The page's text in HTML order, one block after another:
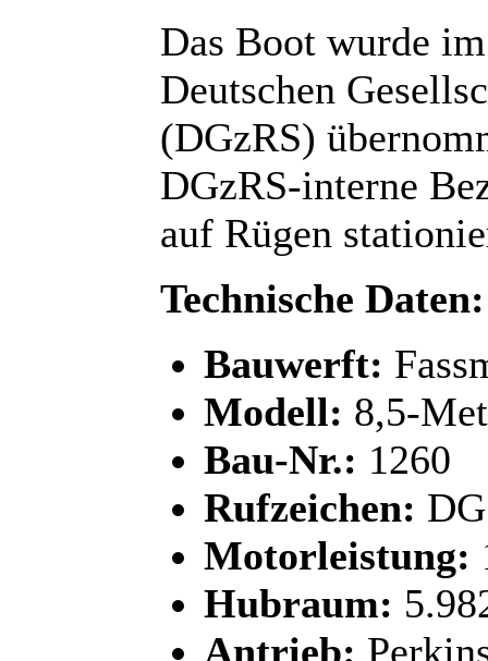
Das Boot wurde
Deutschen
(DGzRS)
DGzRS-interne
auf Rügen
Technische Daten:
Bauwerft:
Modell: 8,5-
Bau-Nr.: 1260
Rufzeichen:
Motorleistung:
Hubraum:
Antrieb: